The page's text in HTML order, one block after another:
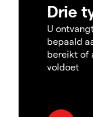
Drie
U
bepaald
bereikt of
voldoet